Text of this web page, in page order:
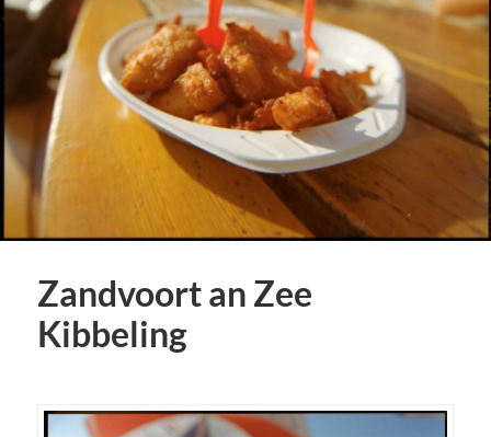
Zandvoort an Zee
Kibbeling